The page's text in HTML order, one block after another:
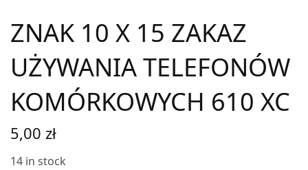
ZNAK 10 X 15 ZAKAZ
UŻYWANIA TELEFONÓW
KOMÓRKOWYCH 610 XC
5,00 zł
14 in stock